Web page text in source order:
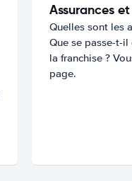
Assurances
Quelles sont les
Que se passe-t-il
la franchise ?
page.